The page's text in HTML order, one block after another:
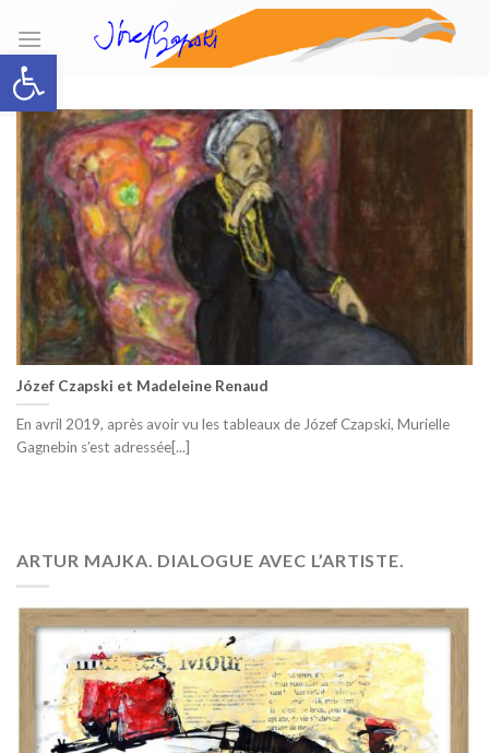
Open toolbar
content
Józef Czapski et Madeleine Renaud
En avril 2019, après avoir vu les tableaux de Józef Czapski, Murielle
Gagnebin s’est adressée[...]
ARTUR MAJKA. DIALOGUE AVEC L’ARTISTE.